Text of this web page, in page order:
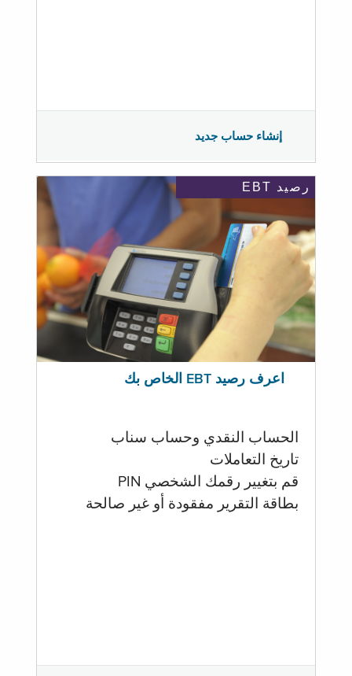
إنشاء حساب جديد
رصيد EBT
اعرف رصيد EBT الخاص بك
الحساب النقدي وحساب سناب
تاريخ التعاملات
قم بتغيير رقمك الشخصي PIN
بطاقة التقرير مفقودة أو غير صالحة